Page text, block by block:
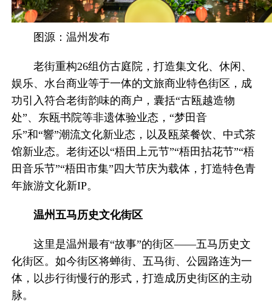
图源：温州发布
老街重构26组仿古庭院，打造集文化、休闲、
娱乐、水台商业等于一体的文旅商业特色街区，成
功引入符合老街韵味的商户，囊括“古瓯越造物
处”、东瓯书院等非遗体验业态，“梦田音
乐”和“響”潮流文化新业态，以及瓯菜餐饮、中式茶
馆新业态。老街还以“梧田上元节”“梧田拈花节”“梧
田音乐节”“梧田市集”四大节庆为载体，打造特色青
年旅游文化新IP。
温州五马历史文化街区
这里是温州最有“故事”的街区——五马历史文
化街区。如今街区将蝉街、五马街、公园路连为一
体，以步行街慢行的形式，打造成历史街区的主动
脉。